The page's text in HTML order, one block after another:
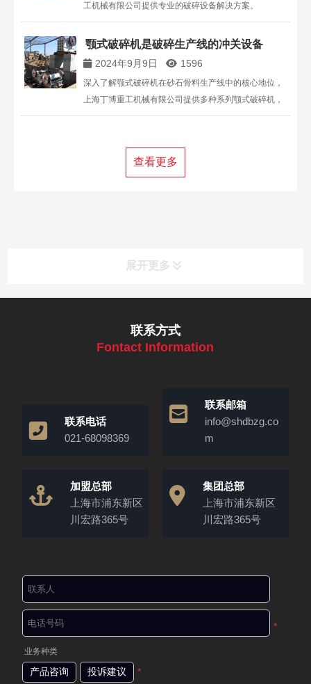
工机械有限公司提供专业的破碎设备解决方案。
颚式破碎机是破碎生产线的冲关设备
2024年9月9日 1596
深入了解颚式破碎机在砂石骨料生产线中的核心地位，
上海丁博重工机械有限公司提供多种系列颚式破碎机，
满足不同行业粗碎需求。
查看更多
展开更多
联系方式
Fontact Information
联系电话
021-68098369
联系邮箱
info@shdbzg.co
m
加盟总部
上海市浦东新区
川宏路365号
集团总部
上海市浦东新区
川宏路365号
*
业务种类
产品咨询 投诉建议 *